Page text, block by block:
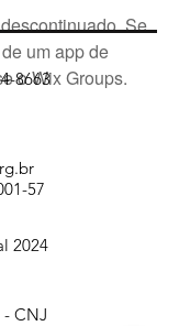
Se
um app de
o Wix Groups.
8663
57
2024
- CNJ